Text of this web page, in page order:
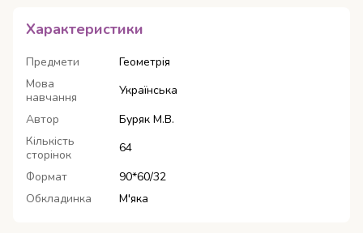
Характеристики
Предмети
Геометрія
Мова
навчання
Українська
Автор
Буряк М.В.
Кількість
сторінок
64
Формат
90*60/32
Обкладинка
М'яка